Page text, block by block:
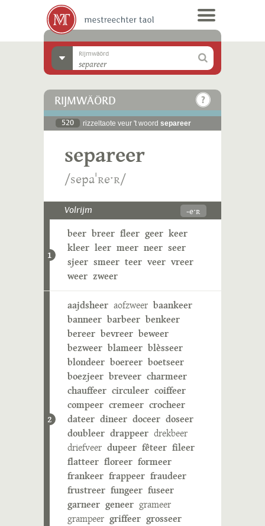
Rijmwäörd
RIJMWÄÖRD
520 rizzeltaote veur 't woord separeer
separeer
/sepaˈʀeˑʀ/
Volrijm -eˑʀ
1
beer breer fleer geer keer
kleer leer meer neer seer
sjeer smeer teer veer vreer
weer zweer
2
aajdsheer aofzweer baankeer
banneer barbeer benkeer
bereer bevreer beweer
bezweer blameer blèsseer
blondeer boereer boetseer
boezjeer breveer charmeer
chauffeer circuleer coiffeer
compeer cremeer crocheer
dateer dineer doceer doseer
doubleer drappeer drekbeer
driefveer dupeer fêteer fileer
flatteer floreer formeer
frankeer frappeer fraudeer
frustreer fungeer fuseer
garneer geneer grameer
grampeer griffeer grosseer